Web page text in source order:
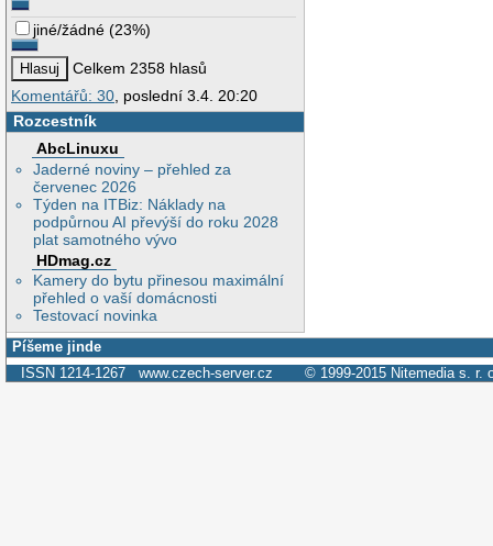
jiné/žádné (23%)
Celkem 2358 hlasů
Komentářů: 30, poslední 3.4. 20:20
Rozcestník
AbcLinuxu
Jaderné noviny – přehled za
červenec 2026
Týden na ITBiz: Náklady na
podpůrnou AI převýší do roku 2028
plat samotného vývo
HDmag.cz
Kamery do bytu přinesou maximální
přehled o vaší domácnosti
Testovací novinka
Píšeme jinde
ISSN 1214-1267 www.czech-server.cz © 1999-2015 Nitemedia s. r.